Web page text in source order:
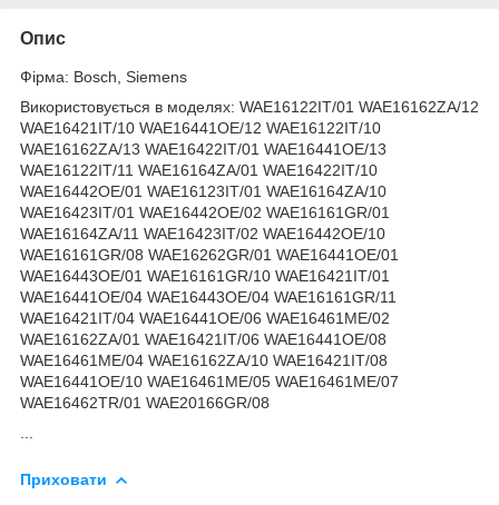
Опис
Фірма: Bosch, Siemens
Використовується в моделях: WAE16122IT/01 WAE16162ZA/12
WAE16421IT/10 WAE16441OE/12 WAE16122IT/10
WAE16162ZA/13 WAE16422IT/01 WAE16441OE/13
WAE16122IT/11 WAE16164ZA/01 WAE16422IT/10
WAE16442OE/01 WAE16123IT/01 WAE16164ZA/10
WAE16423IT/01 WAE16442OE/02 WAE16161GR/01
WAE16164ZA/11 WAE16423IT/02 WAE16442OE/10
WAE16161GR/08 WAE16262GR/01 WAE16441OE/01
WAE16443OE/01 WAE16161GR/10 WAE16421IT/01
WAE16441OE/04 WAE16443OE/04 WAE16161GR/11
WAE16421IT/04 WAE16441OE/06 WAE16461ME/02
WAE16162ZA/01 WAE16421IT/06 WAE16441OE/08
WAE16461ME/04 WAE16162ZA/10 WAE16421IT/08
WAE16441OE/10 WAE16461ME/05 WAE16461ME/07
WAE16462TR/01 WAE20166GR/08
Приховати